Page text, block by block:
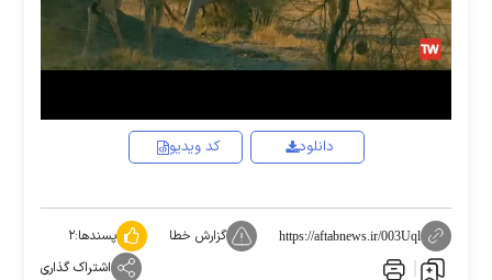
Video
کد ویدیو دانلود
https://aftabnews.ir/003Uql گزارش خطا پسندها:۲
اشتراک گذاری